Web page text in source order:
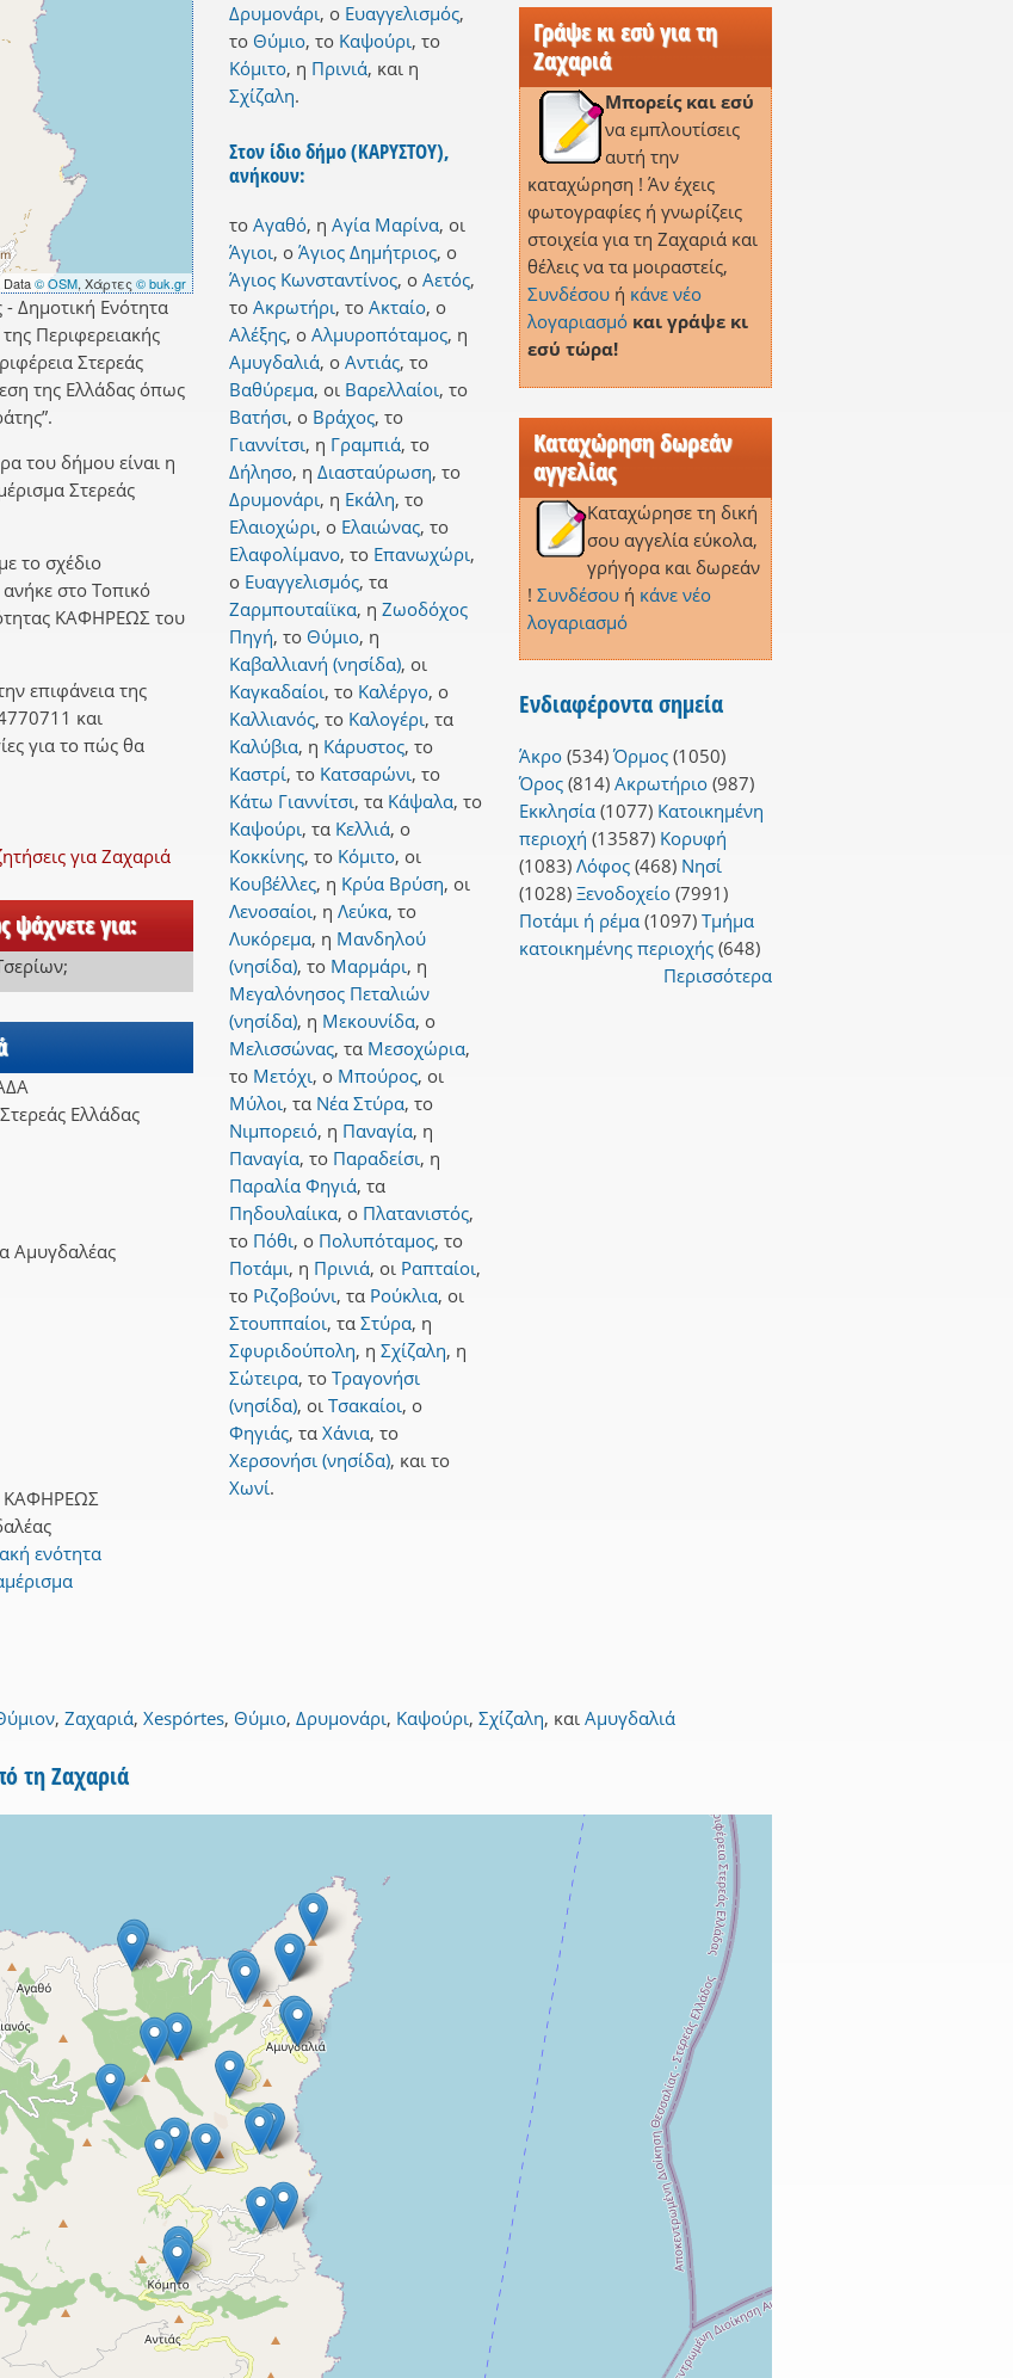
Data© OSM, Χάρτες © buk.gr
Δημοτική Ενότητα
Περιφερειακής
Στερεάς
της Ελλάδας όπως
του δήμου είναι η
Στερεάς
το σχέδιο
στο Τοπικό
ΚΑΦΗΡΕΩΣ του
επιφάνεια της
και
για το πώς θα
για Ζαχαριά
ψάχνετε για:
;
Ελλάδας
Αμυγδαλέας
ΚΑΦΗΡΕΩΣ
ενότητα
Δρυμονάρι, ο Ευαγγελισμός,
το Θύμιο, το Καψούρι, το
Κόμιτο, η Πρινιά, και η
Σχίζαλη.
Στον ίδιο δήμο (ΚΑΡΥΣΤΟΥ),
ανήκουν:
το Αγαθό, η Αγία Μαρίνα, οι
Άγιοι, ο Άγιος Δημήτριος, ο
Άγιος Κωνσταντίνος, ο Αετός,
το Ακρωτήρι, το Ακταίο, ο
Αλέξης, ο Αλμυροπόταμος, η
Αμυγδαλιά, ο Αντιάς, το
Βαθύρεμα, οι Βαρελλαίοι, το
Βατήσι, ο Βράχος, το
Γιαννίτσι, η Γραμπιά, το
Δήλησο, η Διασταύρωση, το
Δρυμονάρι, η Εκάλη, το
Ελαιοχώρι, ο Ελαιώνας, το
Ελαφολίμανο, το Επανωχώρι,
ο Ευαγγελισμός, τα
Ζαρμπουταίϊκα, η Ζωοδόχος
Πηγή, το Θύμιο, η
Καβαλλιανή (νησίδα), οι
Καγκαδαίοι, το Καλέργο, ο
Καλλιανός, το Καλογέρι, τα
Καλύβια, η Κάρυστος, το
Καστρί, το Κατσαρώνι, το
Κάτω Γιαννίτσι, τα Κάψαλα, το
Καψούρι, τα Κελλιά, ο
Κοκκίνης, το Κόμιτο, οι
Κουβέλλες, η Κρύα Βρύση, οι
Λενοσαίοι, η Λεύκα, το
Λυκόρεμα, η Μανδηλού
(νησίδα), το Μαρμάρι, η
Μεγαλόνησος Πεταλιών
(νησίδα), η Μεκουνίδα, ο
Μελισσώνας, τα Μεσοχώρια,
το Μετόχι, ο Μπούρος, οι
Μύλοι, τα Νέα Στύρα, το
Νιμπορειό, η Παναγία, η
Παναγία, το Παραδείσι, η
Παραλία Φηγιά, τα
Πηδουλαίικα, ο Πλατανιστός,
το Πόθι, ο Πολυπόταμος, το
Ποτάμι, η Πρινιά, οι Ραπταίοι,
το Ριζοβούνι, τα Ρούκλια, οι
Στουππαίοι, τα Στύρα, η
Σφυριδούπολη, η Σχίζαλη, η
Σώτειρα, το Τραγονήσι
(νησίδα), οι Τσακαίοι, ο
Φηγιάς, τα Χάνια, το
Χερσονήσι (νησίδα), και το
Χωνί.
Γράψε κι εσύ για τη
Ζαχαριά
Μπορείς και εσύ
να εμπλουτίσεις
αυτή την
καταχώρηση ! Άν έχεις
φωτογραφίες ή γνωρίζεις
στοιχεία για τη Ζαχαριά και
θέλεις να τα μοιραστείς,
Συνδέσουή κάνε νέο
λογαριασμό και γράψε κι
εσύ τώρα!
Καταχώρηση δωρεάν
αγγελίας
Καταχώρησε τη δική
σου αγγελία εύκολα,
γρήγορα και δωρεάν
! Συνδέσουή κάνε νέο
λογαριασμό
Ενδιαφέροντα σημεία
Άκρο(534) Όρμος(1050)
Όρος(814) Ακρωτήριο(987)
Εκκλησία(1077) Κατοικημένη
περιοχή (13587) Κορυφή
(1083) Λόφος(468) Νησί
(1028) Ξενοδοχείο(7991)
Ποτάμι ή ρέμα(1097) Τμήμα
κατοικημένης περιοχής(648)
Περισσότερα
, Ζαχαριά, Xespórtes, Θύμιο, Δρυμονάρι, Καψούρι, Σχίζαλη, και Αμυγδαλιά
τη Ζαχαριά